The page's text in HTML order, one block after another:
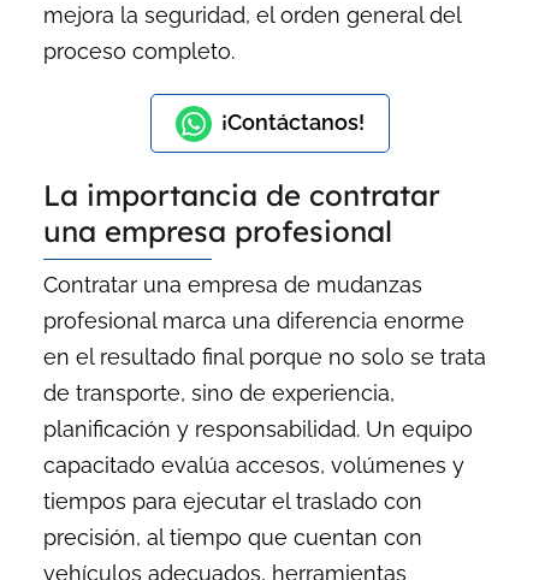
mejora la seguridad, el orden general del
proceso completo.
¡Contáctanos!
La importancia de contratar
una empresa profesional
Contratar una empresa de mudanzas
profesional marca una diferencia enorme
en el resultado final porque no solo se trata
de transporte, sino de experiencia,
planificación y responsabilidad. Un equipo
capacitado evalúa accesos, volúmenes y
tiempos para ejecutar el traslado con
precisión, al tiempo que cuentan con
vehículos adecuados, herramientas